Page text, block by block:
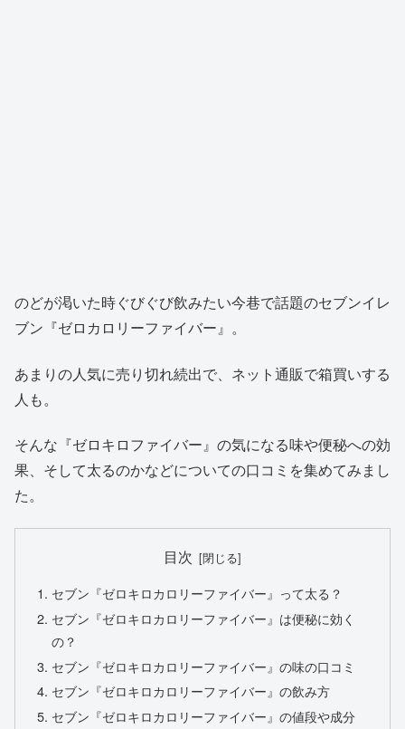
のどが渇いた時ぐびぐび飲みたい今巷で話題のセブンイレ
ブン『ゼロカロリーファイバー』。
あまりの人気に売り切れ続出で、ネット通販で箱買いする
人も。
そんな『ゼロキロファイバー』の気になる味や便秘への効
果、そして太るのかなどについての口コミを集めてみまし
た。
目次
セブン『ゼロキロカロリーファイバー』って太る？
セブン『ゼロキロカロリーファイバー』は便秘に効く
の？
セブン『ゼロキロカロリーファイバー』の味の口コミ
セブン『ゼロキロカロリーファイバー』の飲み方
セブン『ゼロキロカロリーファイバー』の値段や成分